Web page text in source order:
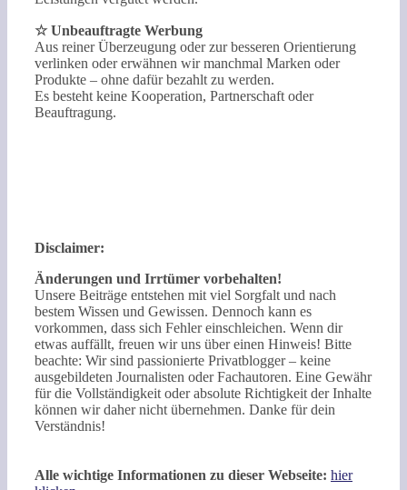
☆ Unbeauftragte Werbung
Aus reiner Überzeugung oder zur besseren Orientierung
verlinken oder erwähnen wir manchmal Marken oder
Produkte – ohne dafür bezahlt zu werden.
Es besteht keine Kooperation, Partnerschaft oder
Beauftragung.
Disclaimer:
Änderungen und Irrtümer vorbehalten!
Unsere Beiträge entstehen mit viel Sorgfalt und nach
bestem Wissen und Gewissen. Dennoch kann es
vorkommen, dass sich Fehler einschleichen. Wenn dir
etwas auffällt, freuen wir uns über einen Hinweis! Bitte
beachte: Wir sind passionierte Privatblogger – keine
ausgebildeten Journalisten oder Fachautoren. Eine Gewähr
für die Vollständigkeit oder absolute Richtigkeit der Inhalte
können wir daher nicht übernehmen. Danke für dein
Verständnis!
Alle wichtige Informationen zu dieser Webseite: hier